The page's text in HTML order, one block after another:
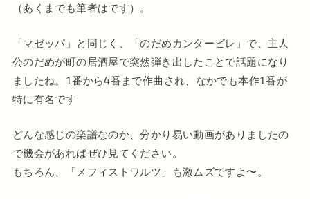
（あくまでも筆者はです）。
「マゼッパ」と同じく、「のだめカンタービレ」で、主人
公のだめが町の居酒屋で突然弾き出したことで話題になり
ましたね。1番から4番まで作曲され、なかでも本作1番が
特に有名です
どんな感じの楽譜なのか、分かり易い動画がありましたの
で機会があればぜひ見てください。
もちろん、「メフィストワルツ」も激ムズですよ〜。